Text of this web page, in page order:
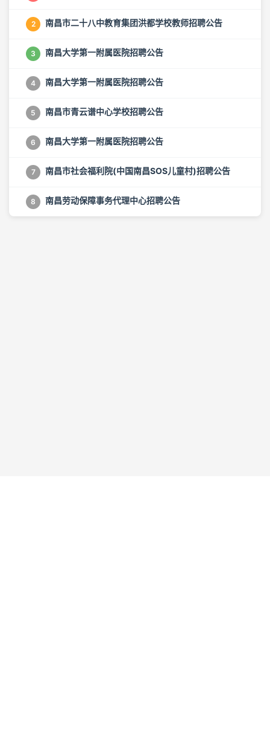
2 南昌市二十八中教育集团洪都学校教师招聘公告
3 南昌大学第一附属医院招聘公告
4 南昌大学第一附属医院招聘公告
5 南昌市青云谱中心学校招聘公告
6 南昌大学第一附属医院招聘公告
7 南昌市社会福利院(中国南昌SOS儿童村)招聘公告
8 南昌劳动保障事务代理中心招聘公告